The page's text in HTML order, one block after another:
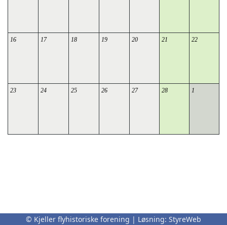
16 17 18 19 20 21 22
23 24 25 26 27 28 1
© Kjeller flyhistoriske forening | Løsning: StyreWeb